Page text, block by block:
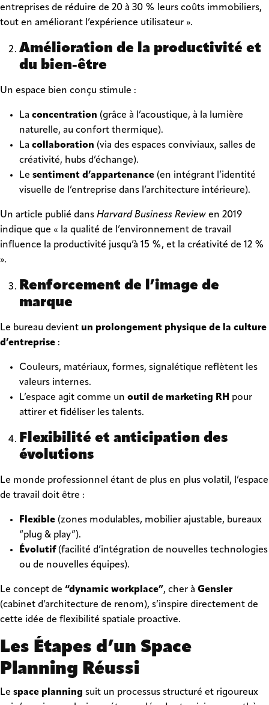
entreprises de réduire de 20 à 30 % leurs coûts immobiliers,
tout en améliorant l’expérience utilisateur ».
Amélioration de la productivité et
du bien-être
Un espace bien conçu stimule :
La concentration (grâce à l’acoustique, à la lumière
naturelle, au confort thermique).
La collaboration (via des espaces conviviaux, salles de
créativité, hubs d’échange).
Le sentiment d’appartenance (en intégrant l’identité
visuelle de l’entreprise dans l’architecture intérieure).
Un article publié dans Harvard Business Review en 2019
indique que « la qualité de l’environnement de travail
influence la productivité jusqu’à 15 %, et la créativité de 12 %
».
Renforcement de l’image de
marque
Le bureau devient un prolongement physique de la culture
d’entreprise :
Couleurs, matériaux, formes, signalétique reflètent les
valeurs internes.
L’espace agit comme un outil de marketing RH pour
attirer et fidéliser les talents.
Flexibilité et anticipation des
évolutions
Le monde professionnel étant de plus en plus volatil, l’espace
de travail doit être :
Flexible (zones modulables, mobilier ajustable, bureaux
“plug & play”).
Évolutif(facilité d’intégration de nouvelles technologies
ou de nouvelles équipes).
Le concept de “dynamic workplace”, cher à Gensler
(cabinet d’architecture de renom), s’inspire directement de
cette idée de flexibilité spatiale proactive.
Les Étapes d’un Space
Planning Réussi
Le space planning suit un processus structuré et rigoureux